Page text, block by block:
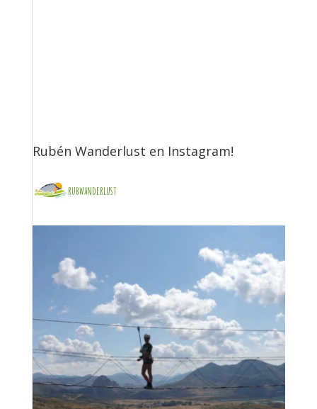
Rubén Wanderlust en Instagram!
rubwanderlust